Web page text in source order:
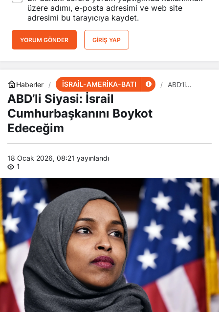
üzere adımı, e-posta adresimi ve web site
adresimi bu tarayıcıya kaydet.
YORUM GÖNDER GIRIŞ YAP
Haberler İSRAİL-AMERİKA-BATI
ABD’li
ABD’li Siyasi: İsrail
Cumhurbaşkanını Boykot
Edeceğim
18 Ocak 2026, 08:21 yayınlandı
1